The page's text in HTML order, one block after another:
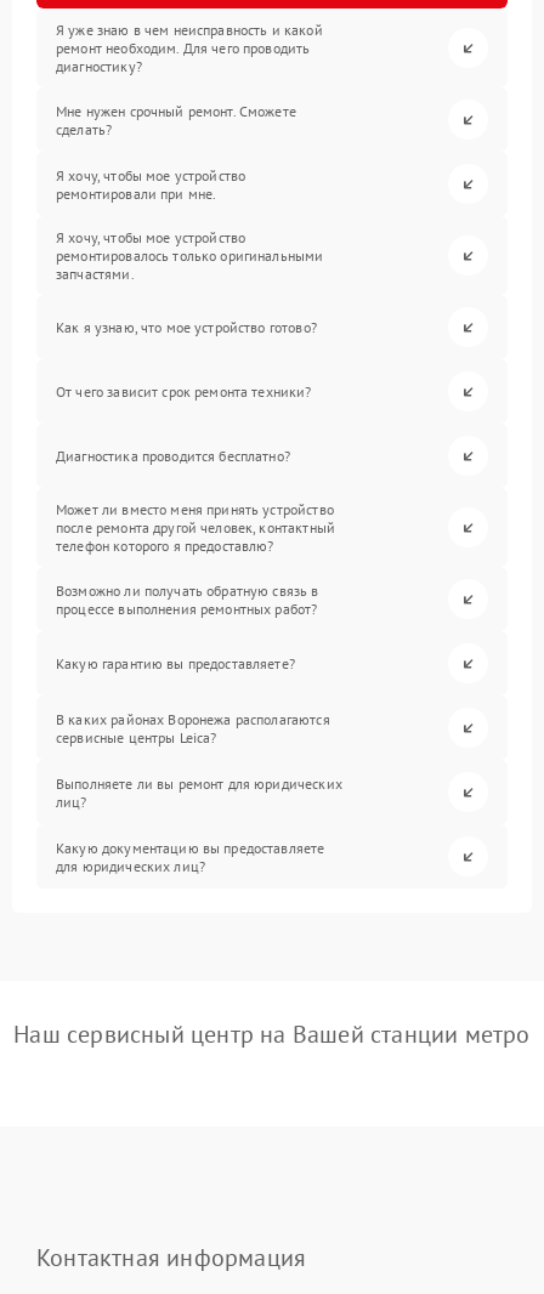
Я уже знаю в чем неисправность и какой
ремонт необходим. Для чего проводить
диагностику?
Мне нужен срочный ремонт. Сможете
сделать?
Я хочу, чтобы мое устройство
ремонтировали при мне.
Я хочу, чтобы мое устройство
ремонтировалось только оригинальными
запчастями.
Как я узнаю, что мое устройство готово?
От чего зависит срок ремонта техники?
Диагностика проводится бесплатно?
Может ли вместо меня принять устройство
после ремонта другой человек, контактный
телефон которого я предоставлю?
Возможно ли получать обратную связь в
процессе выполнения ремонтных работ?
Какую гарантию вы предоставляете?
В каких районах Воронежа располагаются
сервисные центры Leica?
Выполняете ли вы ремонт для юридических
лиц?
Какую документацию вы предоставляете
для юридических лиц?
Наш сервисный центр на Вашей станции метро
Контактная информация